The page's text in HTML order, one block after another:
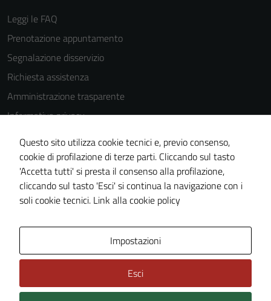
Leggi le FAQ
Prenotazione appuntamento
Segnalazione disservizio
Richiesta assistenza
Amministrazione trasparente
Informativa privacy
Cookie Policy
Note legali
Dichiarazione di accessibilità
Piano di miglioramento del sito
Questo sito utilizza cookie tecnici e, previo consenso,
cookie di profilazione di terze parti. Cliccando sul tasto
'Accetta tutti' si presta il consenso alla profilazione,
cliccando sul tasto 'Esci' si continua la navigazione con i
soli cookie tecnici. Link alla cookie policy
Impostazioni
Esci